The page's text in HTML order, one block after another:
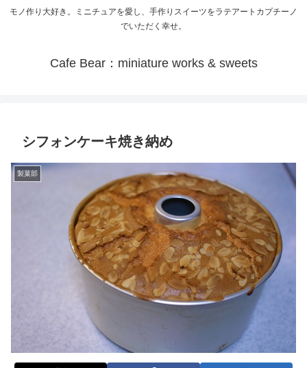
モノ作り大好き。ミニチュアを愛し、手作りスイーツをラテアートカプチーノ
でいただく幸せ。
Cafe Bear：miniature works & sweets
シフォンケーキ焼き納め
製菓部